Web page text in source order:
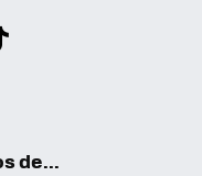
de...